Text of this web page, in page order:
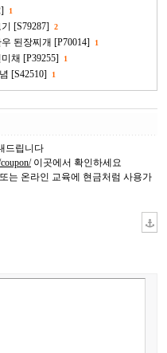
1
[S79287] 2
된장찌개 [P70014] 1
채 [P39255] 1
[S42510] 1
드립니다
이곳에서 확인하세요
는 온라인 교육에 현금처럼 사용가